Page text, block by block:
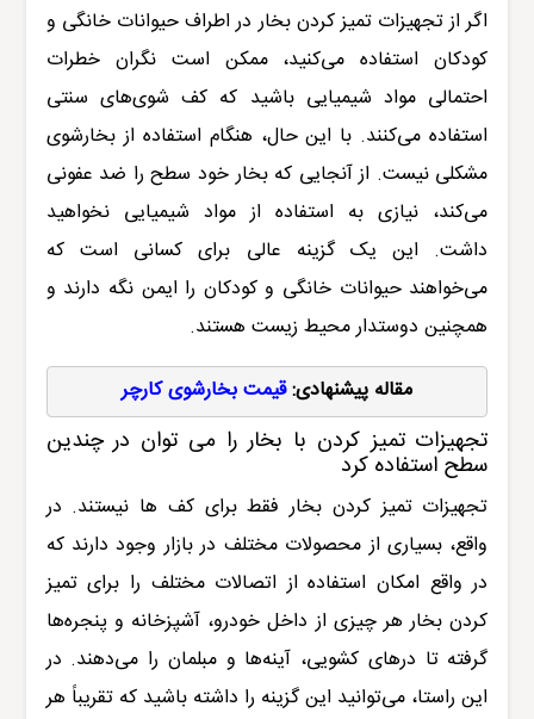
اگر از تجهیزات تمیز کردن بخار در اطراف حیوانات خانگی و
کودکان استفاده می‌کنید، ممکن است نگران خطرات
احتمالی مواد شیمیایی باشید که کف شوی‌های سنتی
استفاده می‌کنند. با این حال، هنگام استفاده از بخارشوی
مشکلی نیست. از آنجایی که بخار خود سطح را ضد عفونی
می‌کند، نیازی به استفاده از مواد شیمیایی نخواهید
داشت. این یک گزینه عالی برای کسانی است که
می‌خواهند حیوانات خانگی و کودکان را ایمن نگه دارند و
همچنین دوستدار محیط زیست هستند.
مقاله پیشنهادی: قیمت بخارشوی کارچر
تجهیزات تمیز کردن با بخار را می توان در چندین
سطح استفاده کرد
تجهیزات تمیز کردن بخار فقط برای کف ها نیستند. در
واقع، بسیاری از محصولات مختلف در بازار وجود دارند که
در واقع امکان استفاده از اتصالات مختلف را برای تمیز
کردن بخار هر چیزی از داخل خودرو، آشپزخانه و پنجره‌ها
گرفته تا درهای کشویی، آینه‌ها و مبلمان را می‌دهند. در
این راستا، می‌توانید این گزینه را داشته باشید که تقریباً هر